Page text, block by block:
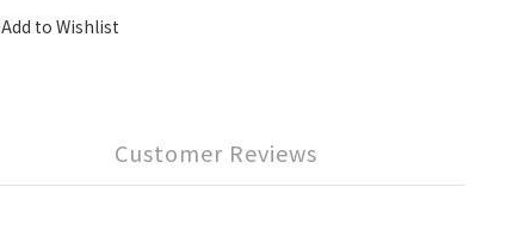
Add to Wishlist
Customer Reviews